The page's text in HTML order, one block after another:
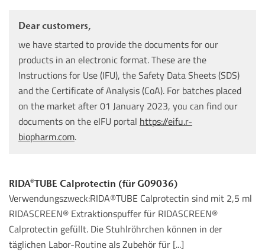
Dear customers,
we have started to provide the documents for our
products in an electronic format. These are the
Instructions for Use (IFU), the Safety Data Sheets (SDS)
and the Certificate of Analysis (CoA). For batches placed
on the market after 01 January 2023, you can find our
documents on the eIFU portal https://eifu.r-
biopharm.com.
RIDA®TUBE Calprotectin (für G09036)
Verwendungszweck:RIDA®TUBE Calprotectin sind mit 2,5 ml
RIDASCREEN® Extraktionspuffer für RIDASCREEN®
Calprotectin gefüllt. Die Stuhlröhrchen können in der
täglichen Labor-Routine als Zubehör für [...]